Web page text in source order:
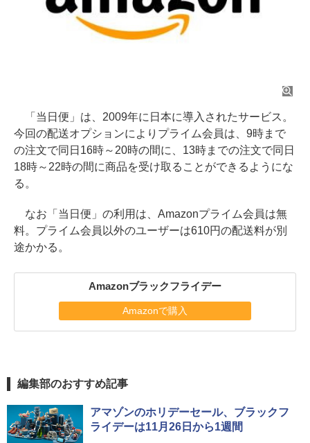
「当日便」は、2009年に日本に導入されたサービス。
今回の配送オプションによりプライム会員は、9時まで
の注文で同日16時～20時の間に、13時までの注文で同日
18時～22時の間に商品を受け取ることができるようにな
る。
なお「当日便」の利用は、Amazonプライム会員は無
料。プライム会員以外のユーザーは610円の配送料が別
途かかる。
Amazonブラックフライデー
Amazonで購入
編集部のおすすめ記事
アマゾンのホリデーセール、ブラックフ
ライデーは11月26日から1週間